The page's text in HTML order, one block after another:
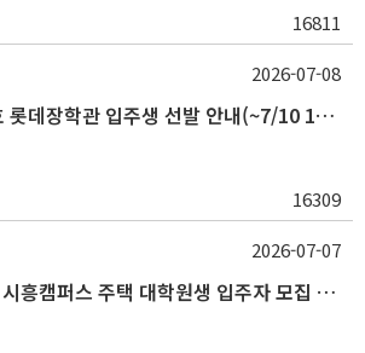
16811
2026-2학기 신격호 롯데장학관 입주생 선발 안내(~7/10 10:00)
16309
2026-07-08
2026학년도 2학기 시흥캠퍼스 주택 대학원생 입주자 모집 안내
2026-07-07